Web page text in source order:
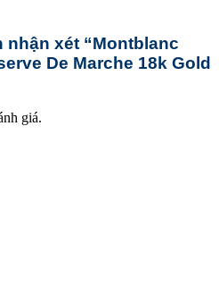
xét “Montblanc
De Marche 18k Gold
giá.